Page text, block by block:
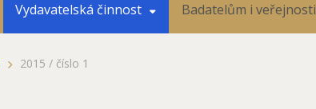
Vydavatelská činnost Badatelům i veřejnosti
2015 / číslo 1